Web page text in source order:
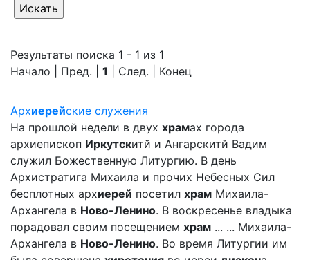
Результаты поиска 1 - 1 из 1
Начало | Пред. | 1 | След. | Конец
Архиерейские служения
На прошлой недели в двух храмах города
архиепископ Иркутскитй и Ангарскитй Вадим
служил Божественную Литургию. В день
Архистратига Михаила и прочих Небесных Сил
бесплотных архиерей посетил храм Михаила-
Архангела в Ново-Ленино. В воскресенье владыка
порадовал своим посещением храм ... ... Михаила-
Архангела в Ново-Ленино. Во время Литургии им